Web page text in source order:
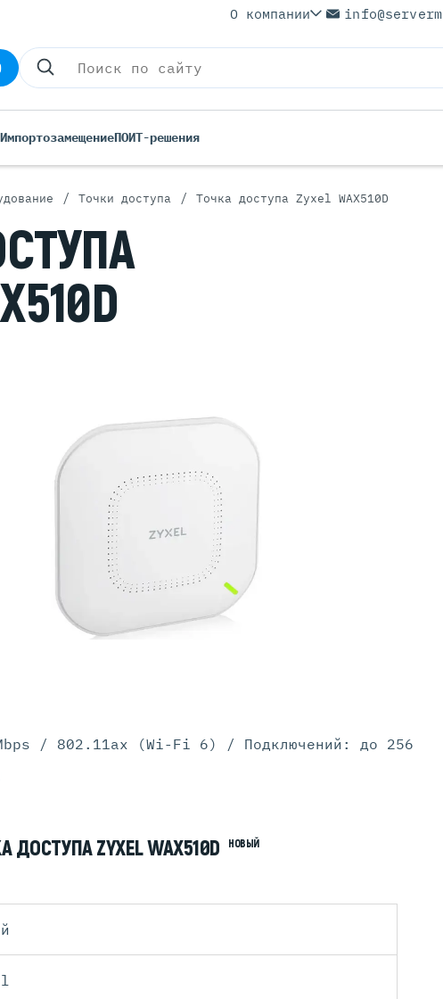
Rack Серверы
Tower Серверы
Российские Серверы
Б/У Серверы (Refurbished)
Серверы
DELL G17
DELL G16
DELL G15
DELL G14
О компании
ИмпортозамещениеПОИТ-решения
/ Точки доступа / Точка доступа Zyxel WAX510D
/ 802.11ax (Wi-Fi 6) / Подключений: до 256
ZYXEL WAX510D НОВЫЙ